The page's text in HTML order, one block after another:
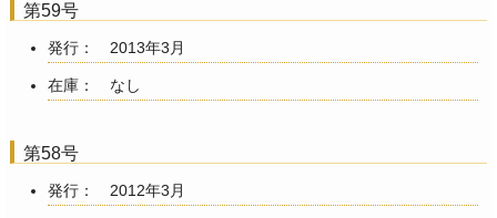
第59号
発行： 2013年3月
在庫： なし
第58号
発行： 2012年3月